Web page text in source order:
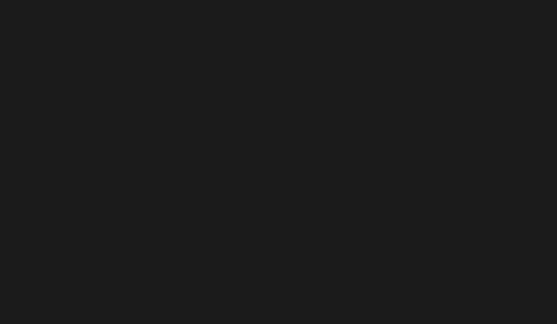
التجارية بالسعودية، وهي تشمل كافة المسائل التجارية التي
بالتجارة مثل نظام الشركات والإفلاس وأنظمة الملكية